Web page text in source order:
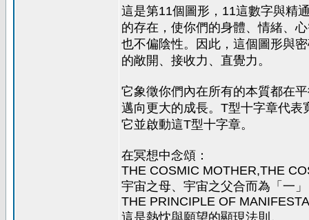
這是第11個圖形，11這數字與精
的存在，使你們的身體、情緒、
也不偏陰性。因此，這個圖形與
的敞開、接收力、直覺力。
它象徵你們內在所有的本質都在
邁向更大的成長。T型十字章代
它並啟動這T型十字章。
在冥想中念頌：
THE COSMIC MOTHER,THE
宇宙之母、宇宙之父合而為「一
THE PRINCIPLE OF
這是熱忱與願望的顯現法則。